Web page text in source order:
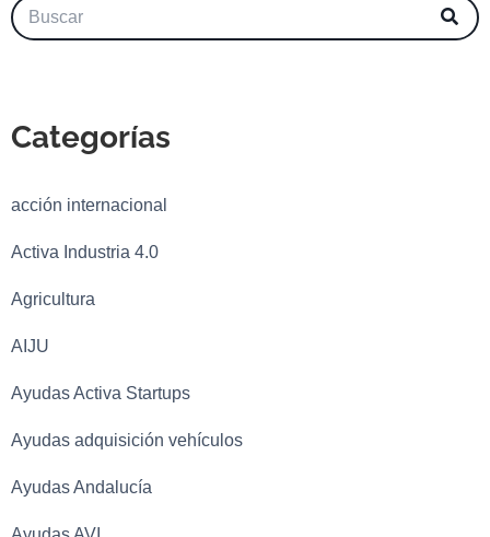
Categorías
acción internacional
Activa Industria 4.0
Agricultura
AIJU
Ayudas Activa Startups
Ayudas adquisición vehículos
Ayudas Andalucía